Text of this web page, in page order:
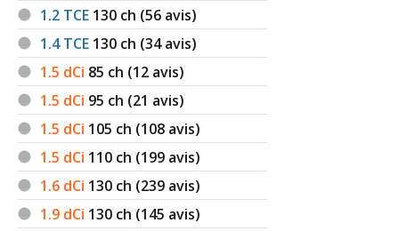
1.2 TCE 130 ch (56 avis)
1.4 TCE 130 ch (34 avis)
1.5 dCi 85 ch (12 avis)
1.5 dCi 95 ch (21 avis)
1.5 dCi 105 ch (108 avis)
1.5 dCi 110 ch (199 avis)
1.6 dCi 130 ch (239 avis)
1.9 dCi 130 ch (145 avis)